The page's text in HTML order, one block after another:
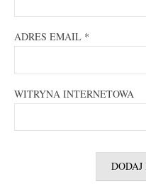
ADRES EMAIL *
WITRYNA INTERNETOWA